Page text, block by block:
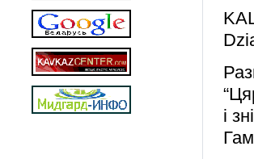
і